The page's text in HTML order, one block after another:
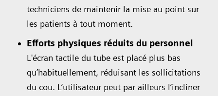
techniciens de maintenir la mise au point sur
les patients à tout moment.
Efforts physiques réduits du personnel
L'écran tactile du tube est placé plus bas
qu’habituellement, réduisant les sollicitations
du cou. L’utilisateur peut par ailleurs l’incliner